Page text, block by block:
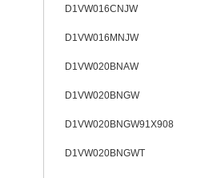
D1VW016CNJW
D1VW016MNJW
D1VW020BNAW
D1VW020BNGW
D1VW020BNGW91X908
D1VW020BNGWT